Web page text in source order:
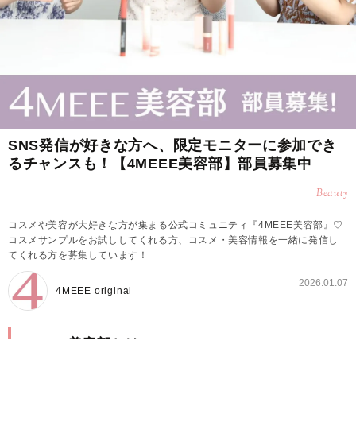
SNS発信が好きな方へ、限定モニターに参加でき
るチャンスも！【4MEEE美容部】部員募集中
Beauty
コスメや美容が大好きな方が集まる公式コミュニティ『4MEEE美容部』♡
コスメサンプルをお試ししてくれる方、コスメ・美容情報を一緒に発信し
てくれる方を募集しています！
4MEEE original
2026.01.07
4MEEE美容部とは